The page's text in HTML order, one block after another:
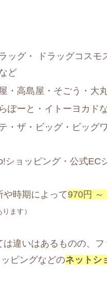
ッグ・ ドラッグコスモ
ど
・高島屋・そごう・大
ぽーと・イトーヨカド
・ザ・ビッグ・ビッグ
ショッピング・公式EC
時期によって970円 ～
ます）
違いはあるものの、
ピングなどのネットシ